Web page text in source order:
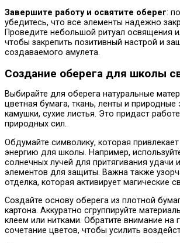
Завершите работу и освятите оберег:
убедитесь, что все элементы надежно
Проведите небольшой ритуал освящения
чтобы закрепить позитивный настрой и
создаваемого амулета.
Создание оберега для школы
Выбирайте для оберега натуральные
цветная бумага, ткань, ленты и
камушки, сухие листья. Это придаст
природных сил.
Обдумайте символику, которая
энергию для школы. Например,
солнечных лучей для притягивания удачи
элементов для защиты. Важна также
отделка, которая активирует магические
Создайте основу оберега из плотной
картона. Аккуратно сгруппируйте
клеем или нитками. Обратите внимание на
сочетание цветов, чтобы усилить